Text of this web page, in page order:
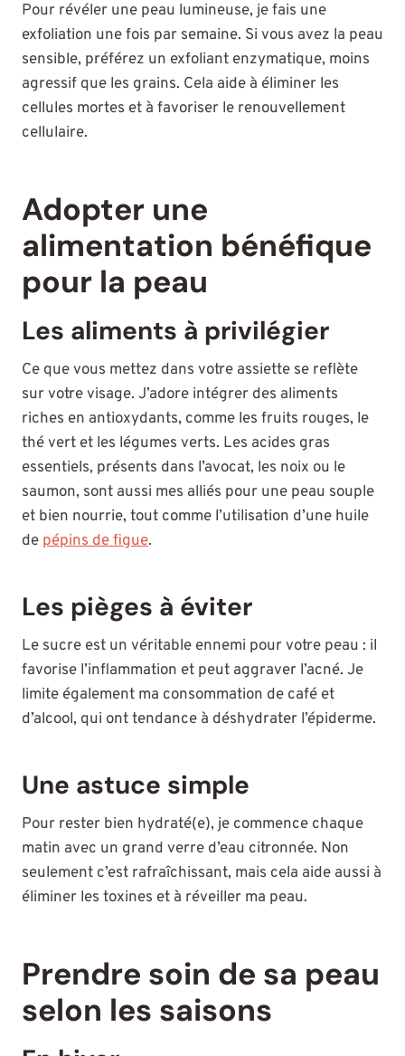
Pour révéler une peau lumineuse, je fais une
exfoliation une fois par semaine. Si vous avez la peau
sensible, préférez un exfoliant enzymatique, moins
agressif que les grains. Cela aide à éliminer les
cellules mortes et à favoriser le renouvellement
cellulaire.
Adopter une
alimentation bénéfique
pour la peau
Les aliments à privilégier
Ce que vous mettez dans votre assiette se reflète
sur votre visage. J’adore intégrer des aliments
riches en antioxydants, comme les fruits rouges, le
thé vert et les légumes verts. Les acides gras
essentiels, présents dans l’avocat, les noix ou le
saumon, sont aussi mes alliés pour une peau souple
et bien nourrie, tout comme l’utilisation d’une huile
de pépins de figue.
Les pièges à éviter
Le sucre est un véritable ennemi pour votre peau : il
favorise l’inflammation et peut aggraver l’acné. Je
limite également ma consommation de café et
d’alcool, qui ont tendance à déshydrater l’épiderme.
Une astuce simple
Pour rester bien hydraté(e), je commence chaque
matin avec un grand verre d’eau citronnée. Non
seulement c’est rafraîchissant, mais cela aide aussi à
éliminer les toxines et à réveiller ma peau.
Prendre soin de sa peau
selon les saisons